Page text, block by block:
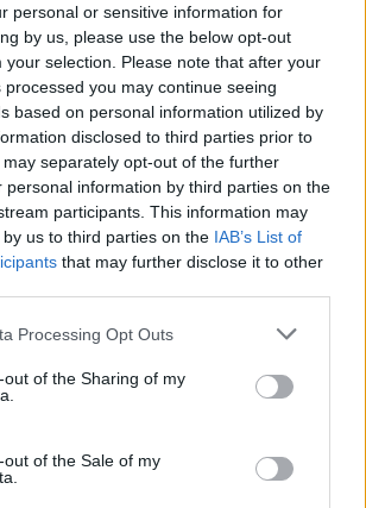
personal or sensitive information for
by us, please use the below opt-out
your selection. Please note that after your
you may continue seeing
based on personal information utilized by
disclosed to third parties prior to
separately opt-out of the further
personal information by third parties on the
participants. This information may
us to third parties on the IAB’s List of
that may further disclose it to other
website/app uses one or more Google
visit or usage behaviour. You may click to
to Google and its third-party tags to
specified purposes in below Google
Processing Opt Outs
out of the Sharing of my
out of the Sale of my
να το
στη
Δύο νεκροί σε τροχαίο
Σέρρες -